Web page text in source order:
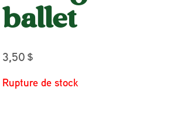
ballet
3,50$
Rupture de stock